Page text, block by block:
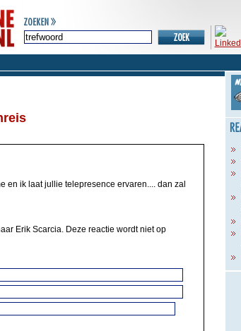
en ik laat jullie telepresence ervaren.... dan zal
Erik Scarcia. Deze reactie wordt niet op